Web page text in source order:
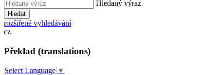
Hledaný výraz
Hledat
rozšířené vyhledávání
cz
Překlad (translations)
Select Language ▼